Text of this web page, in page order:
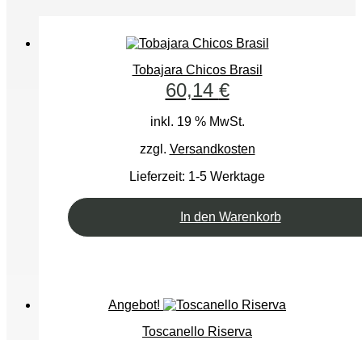
Tobajara Chicos Brasil
60,14 €
inkl. 19 % MwSt.
zzgl. Versandkosten
Lieferzeit: 1-5 Werktage
In den Warenkorb
Angebot!
Toscanello Riserva